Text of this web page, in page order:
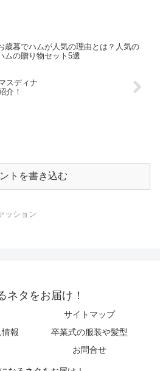
歳暮でハムが人気の理由とは？人気の
ムの贈り物セット5選
スディナ
介！
トを書き込む
ッション
ネタをお届け！
サイトマップ
報
卒業式の服装や髪型
お問合せ